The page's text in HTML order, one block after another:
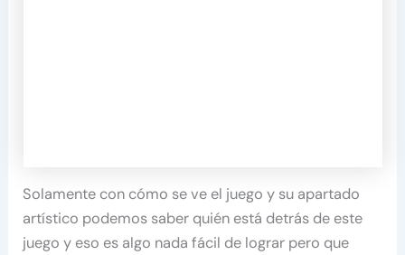
Solamente con cómo se ve el juego y su apartado
artístico podemos saber quién está detrás de este
juego y eso es algo nada fácil de lograr pero que